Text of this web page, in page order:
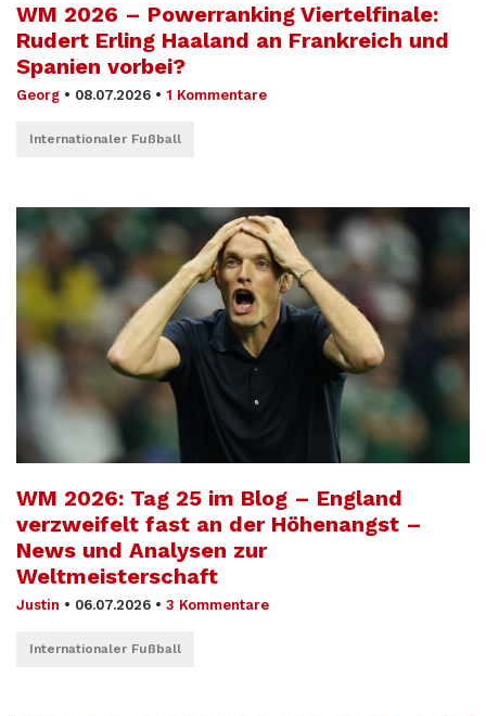
WM 2026 – Powerranking Viertelfinale:
Rudert Erling Haaland an Frankreich und
Spanien vorbei?
Georg • 08.07.2026 • 1 Kommentare
Internationaler Fußball
WM 2026: Tag 25 im Blog – England
verzweifelt fast an der Höhenangst –
News und Analysen zur
Weltmeisterschaft
Justin • 06.07.2026 • 3 Kommentare
Internationaler Fußball